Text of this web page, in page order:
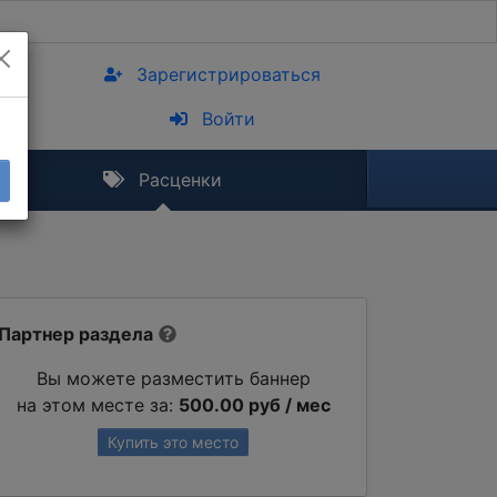
Зарегистрироваться
Войти
Расценки
Партнер раздела
Вы можете разместить баннер
на этом месте за: 500.00 руб / мес
Купить это место